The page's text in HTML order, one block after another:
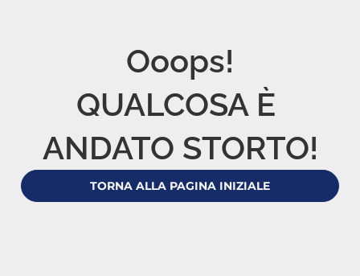
Ooops!
QUALCOSA È
ANDATO STORTO!
TORNA ALLA PAGINA INIZIALE